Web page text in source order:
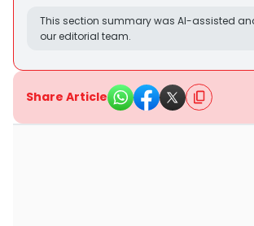
This section summary was AI-assisted
our editorial team.
Share Article